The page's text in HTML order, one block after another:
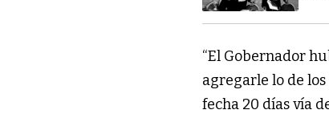
“El Gobernador
agregarle lo de
fecha 20 días vía